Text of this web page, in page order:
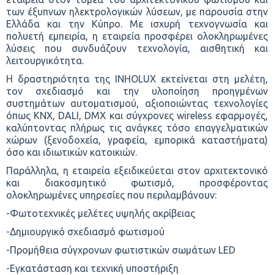
των έξυπνων ηλεκτρολογικών λύσεων, με παρουσία στην
Ελλάδα και την Κύπρο. Με ισχυρή τεχνογνωσία και
πολυετή εμπειρία, η εταιρεία προσφέρει ολοκληρωμένες
λύσεις που συνδυάζουν τεχνολογία, αισθητική και
λειτουργικότητα.
Η δραστηριότητα της INHOLUX εκτείνεται στη μελέτη,
τον σχεδιασμό και την υλοποίηση προηγμένων
συστημάτων αυτοματισμού, αξιοποιώντας τεχνολογίες
όπως KNX, DALI, DMX και σύγχρονες wireless εφαρμογές,
καλύπτοντας πλήρως τις ανάγκες τόσο επαγγελματικών
χώρων (ξενοδοχεία, γραφεία, εμπορικά καταστήματα)
όσο και ιδιωτικών κατοικιών.
Παράλληλα, η εταιρεία εξειδικεύεται στον αρχιτεκτονικό
και διακοσμητικό φωτισμό, προσφέροντας
ολοκληρωμένες υπηρεσίες που περιλαμβάνουν:
-Φωτοτεχνικές μελέτες υψηλής ακρίβειας
-Δημιουργικό σχεδιασμό φωτισμού
-Προμήθεια σύγχρονων φωτιστικών σωμάτων LED
-Εγκατάσταση και τεχνική υποστήριξη